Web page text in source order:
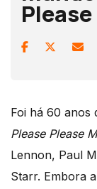
Foi há 60 anos
Please Please
Lennon, Paul
Starr. Embora